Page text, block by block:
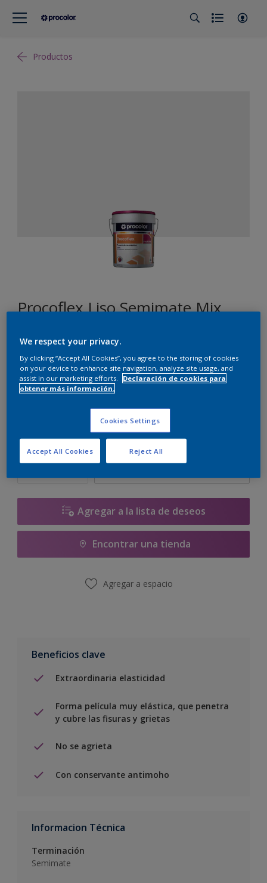
Productos
Procoflex Liso Semimate Mix
UN.00.87
Cambiar de color
Tamaño
Cantidad Calculadora de pintura
Agregar a la lista de deseos
Encontrar una tienda
Agregar a espacio
Beneficios clave
Extraordinaria elasticidad
Forma película muy elástica, que penetra
y cubre las fisuras y grietas
No se agrieta
Con conservante antimoho
Informacion Técnica
Terminación
Semimate
We respect your privacy.
By clicking “Accept All Cookies”, you agree to the storing of cookies
on your device to enhance site navigation, analyze site usage, and
assist in our marketing efforts.
Declaración de cookies para
obtener más información.
Cookies Settings
Reject All
Accept All Cookies